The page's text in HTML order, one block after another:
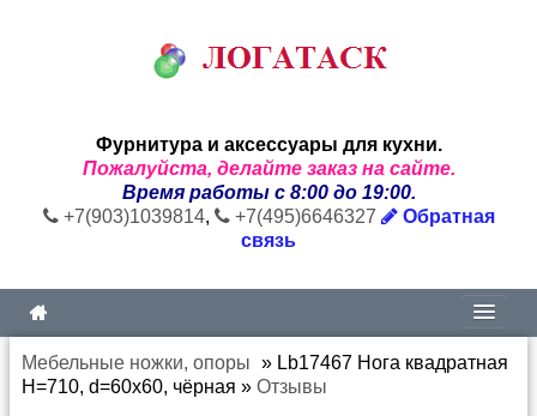
Фурнитура и аксессуары для кухни.
Пожалуйста, делайте заказ на сайте.
Время работы с 8:00 до 19:00.
+7(903)1039814, +7(495)6646327
Обратная
связь
Мебельные ножки, опоры » Lb17467 Нога квадратная
Н=710, d=60x60, чёрная » Отзывы